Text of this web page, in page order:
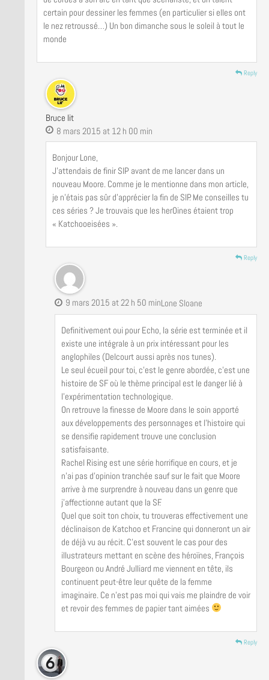
certain pour dessiner les femmes (en particulier si elles ont
le nez retroussé…) Un bon dimanche sous le soleil à tout le
monde
Reply
Bruce lit
8 mars 2015 at 12 h 00 min
Bonjour Lone,
J’attendais de finir SIP avant de me lancer dans un
nouveau Moore. Comme je le mentionne dans mon article,
je n’étais pas sûr d’apprécier la fin de SIP. Me conseilles tu
ces séries ? Je trouvais que les herOines étaient trop
« Katchooeisées ».
Reply
Lone Sloane
9 mars 2015 at 22 h 50 min
Definitivement oui pour Echo, la série est terminée et il
existe une intégrale à un prix intéressant pour les
anglophiles (Delcourt aussi après nos tunes).
Le seul écueil pour toi, c’est le genre abordée, c’est une
histoire de SF où le thème principal est le danger lié à
l’expérimentation technologique.
On retrouve la finesse de Moore dans le soin apporté
aux développements des personnages et l’histoire qui
se densifie rapidement trouve une conclusion
satisfaisante.
Rachel Rising est une série horrifique en cours, et je
n’ai pas d’opinion tranchée sauf sur le fait que Moore
arrive à me surprendre à nouveau dans un genre que
j’affectionne autant que la SF.
Quel que soit ton choix, tu trouveras effectivement une
déclinaison de Katchoo et Francine qui donneront un air
de déjà vu au récit. C’est souvent le cas pour des
illustrateurs mettant en scène des héroïnes, François
Bourgeon ou André Julliard me viennent en tête, ils
continuent peut-être leur quête de la femme
imaginaire. Ce n’est pas moi qui vais me plaindre de voir
et revoir des femmes de papier tant aimées
Reply